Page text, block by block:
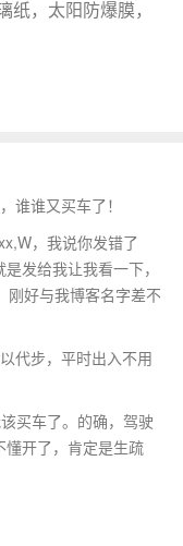
纸，太阳防爆膜，
谁谁又买车了！
，我说你发错了
发给我让我看一下，
刚好与我博客名字差不
代步，平时出入不用
买车了。的确，驾驶
开了，肯定是生疏